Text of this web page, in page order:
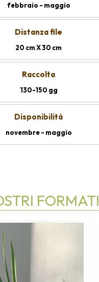
febbraio - maggio
Distanza file
20 cm X 30 cm
Raccolta
130-150 gg
Disponibilità
novembre - maggio
FORMATI